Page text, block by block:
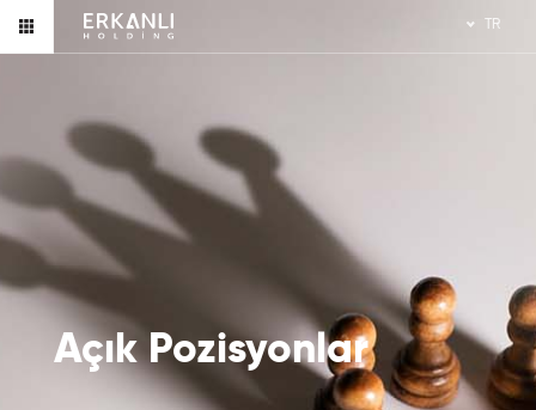
TR
Açık Pozisyonlar